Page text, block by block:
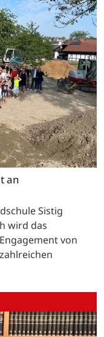
an
Sistig
wird das
von